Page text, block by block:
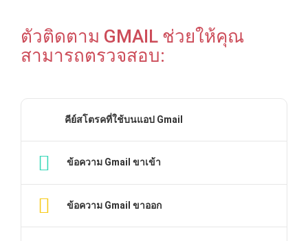
ตัวติดตาม GMAIL ช่วยให้คุณ
สามารถตรวจสอบ:
คีย์สโตรคที่ใช้บนแอป Gmail
ข้อความ Gmail ขาเข้า
ข้อความ Gmail ขาออก